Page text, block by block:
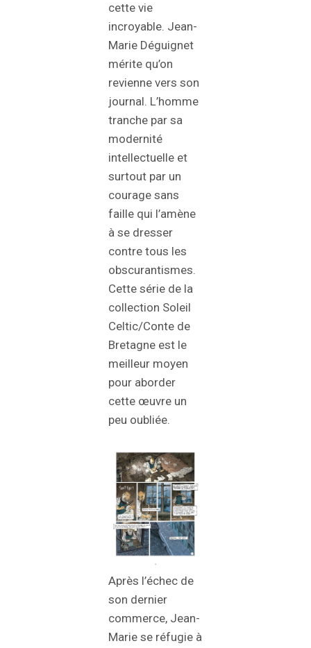
cette vie
incroyable. Jean-
Marie Déguignet
mérite qu’on
revienne vers son
journal. L’homme
tranche par sa
modernité
intellectuelle et
surtout par un
courage sans
faille qui l’amène
à se dresser
contre tous les
obscurantismes.
Cette série de la
collection Soleil
Celtic/Conte de
Bretagne est le
meilleur moyen
pour aborder
cette œuvre un
peu oubliée.
Après l’échec de
son dernier
commerce, Jean-
Marie se réfugie à